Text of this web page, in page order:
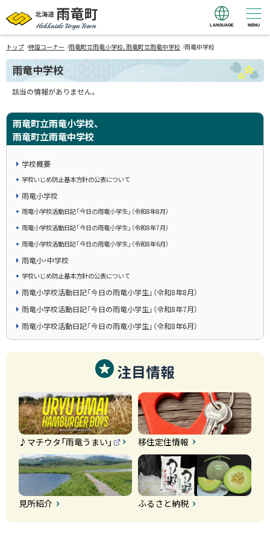
北海道 雨竜町
Hokkaido Uryu
Town
MENU
LANGUAGE
トップ ›特設コーナー ›雨竜町立雨竜小学校、雨竜町立雨竜中学校 ›雨竜中学校
雨竜中学校
該当の情報がありません。
雨竜町立雨竜小学校、
雨竜町立雨竜中学校
学校概要
学校いじめ防止基本方針の公表について
雨竜小学校
雨竜小学校活動日記「今日の雨竜小学生」（令和8年8月）
雨竜小学校活動日記「今日の雨竜小学生」（令和8年7月）
雨竜小学校活動日記「今日の雨竜小学生」（令和8年6月）
雨竜小・中学校
学校いじめ防止基本方針の公表について
雨竜小学校活動日記「今日の雨竜小学生」（令和8年8月）
雨竜小学校活動日記「今日の雨竜小学生」（令和8年7月）
雨竜小学校活動日記「今日の雨竜小学生」（令和8年6月）
注目情報
♪マチウタ「雨竜うまい」
外
部
サ
イ
ト
移住定住情報
見所紹介 ふるさと納税